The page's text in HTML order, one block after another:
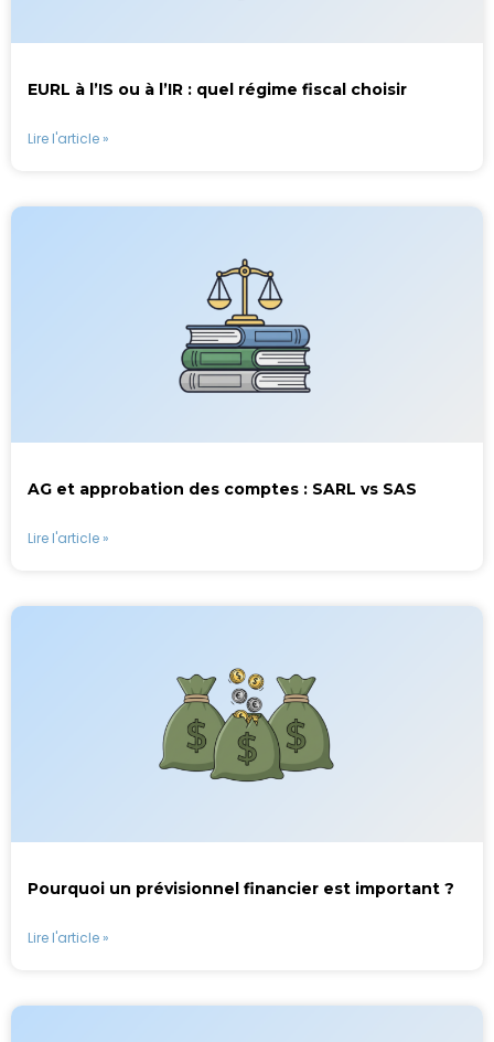
EURL à l’IS ou à l’IR : quel régime fiscal choisir
Lire l'article »
AG et approbation des comptes : SARL vs SAS
Lire l'article »
Pourquoi un prévisionnel financier est important ?
Lire l'article »